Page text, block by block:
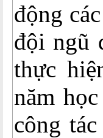
động
đội ngũ
thực
năm
công